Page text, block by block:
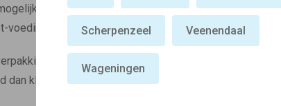
producten die ‘oververpakt’ zijn. Dat geldt voor
voedingsproducten.
Als je voldoende consumeert om van
dan kleinverpakkingen (één- of tweepersoons).
Scherpenzeel Veenendaal
Wageningen